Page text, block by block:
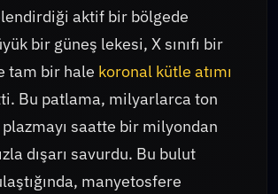
aktif bir bölgede
bir güneş lekesi, X sınıfı bir
tam bir hale koronal kütle atımı
Bu patlama, milyarlarca ton
saatte bir milyondan
dışarı savurdu. Bu bulut
manyetosfere